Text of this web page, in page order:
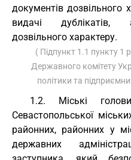
документів дозвільного
видачі дублікатів,
дозвільного характеру.
( Підпункт 1.1 пункту 1
Державного комітету
політики та
1.2. Міські
Севастопольської
районних, районних у
державних